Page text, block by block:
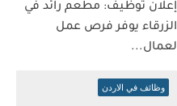
إعلان توظيف: مطعم رائد في
الزرقاء يوفر فرص عمل
لعمال...
وظائف في الاردن